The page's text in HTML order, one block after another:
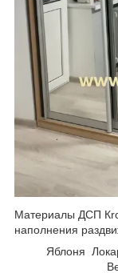
Материалы ДСП
наполнения
Яблоня
Венге